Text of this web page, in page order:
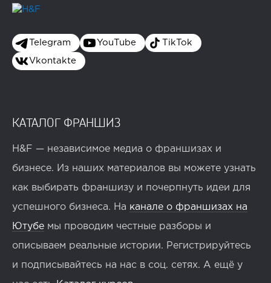
Telegram YouTube TikTok
Vkontakte
КАТАЛОГ ФРАНШИЗ
H&F — независимое медиа о франшизах и
бизнесе. Из наших материалов вы можете узнать
как выбирать франшизу и почерпнуть идеи для
успешного бизнеса. На канале о франшизах на
Ютубе мы проводим честные разборы и
описываем реальные истории. Регистрируйтесь
и подписывайтесь на нас в соц. сетях. А ещё у